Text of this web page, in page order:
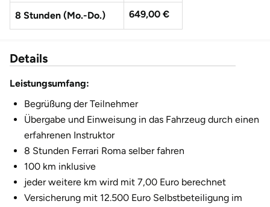
8 Stunden (Mo.-Do.) 649,00 €
Details
Leistungsumfang:
Begrüßung der Teilnehmer
Übergabe und Einweisung in das Fahrzeug durch einen
erfahrenen Instruktor
8 Stunden Ferrari Roma selber fahren
100 km inklusive
jeder weitere km wird mit 7,00 Euro berechnet
Versicherung mit 12.500 Euro Selbstbeteiligung im
Freiberg
Freiburg
Fürth